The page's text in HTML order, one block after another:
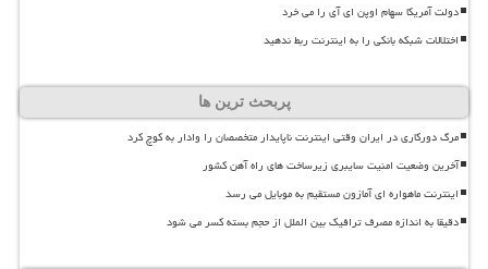
دولت آمریکا سهام اوپن ای آی را می خرد
اختلالات شبکه بانکی را به اینترنت ربط ندهید
پربحث ترین ها
مرگ دورکاری در ایران وقتی اینترنت ناپایدار متخصصان را وادار به کوچ کرد
آخرین وضعیت امنیت سایبری زیرساخت های راه آهن کشور
اینترنت ماهواره ای آمازون مستقیم به موبایل می رسد
دقیقا به اندازه مصرف ترافیک بین الملل از حجم بسته کسر می شود